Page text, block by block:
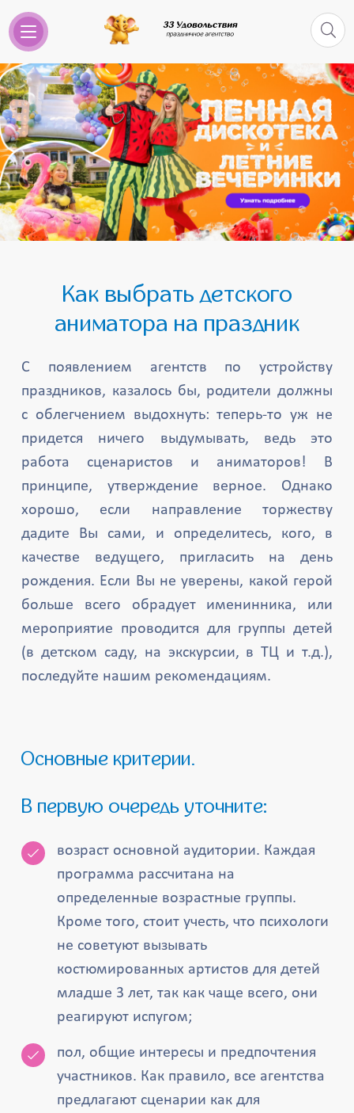
Как выбрать детского
аниматора на праздник
С появлением агентств по устройству
праздников, казалось бы, родители должны
с облегчением выдохнуть: теперь-то уж не
придется ничего выдумывать, ведь это
работа сценаристов и аниматоров! В
принципе, утверждение верное. Однако
хорошо, если направление торжеству
дадите Вы сами, и определитесь, кого, в
качестве ведущего, пригласить на день
рождения. Если Вы не уверены, какой герой
больше всего обрадует именинника, или
мероприятие проводится для группы детей
(в детском саду, на экскурсии, в ТЦ и т.д.),
последуйте нашим рекомендациям.
Основные критерии.
В первую очередь уточните:
возраст основной аудитории. Каждая
программа рассчитана на
определенные возрастные группы.
Кроме того, стоит учесть, что психологи
не советуют вызывать
костюмированных артистов для детей
младше 3 лет, так как чаще всего, они
реагируют испугом;
пол, общие интересы и предпочтения
участников. Как правило, все агентства
предлагают сценарии как для